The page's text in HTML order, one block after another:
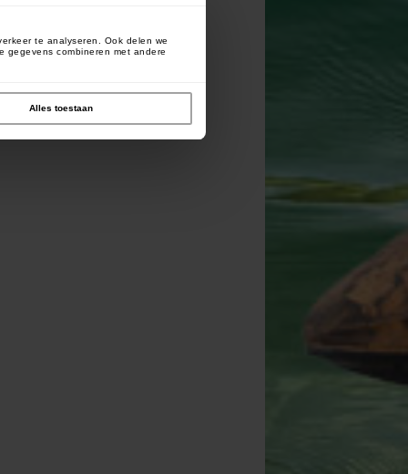
te analyseren. Ook delen we
gegevens combineren met andere
Alles toestaan